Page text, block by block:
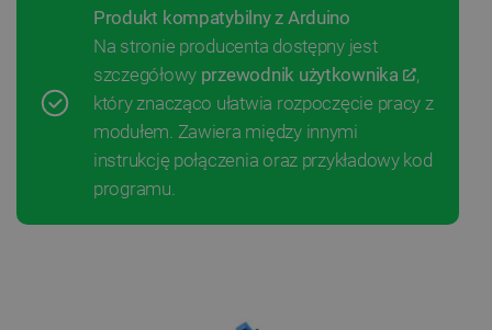
Produkt kompatybilny z Arduino
Na stronie producenta dostępny jest
szczegółowy przewodnik użytkownika
,
który znacząco ułatwia rozpoczęcie pracy z
modułem. Zawiera między innymi
instrukcję połączenia oraz przykładowy kod
programu.